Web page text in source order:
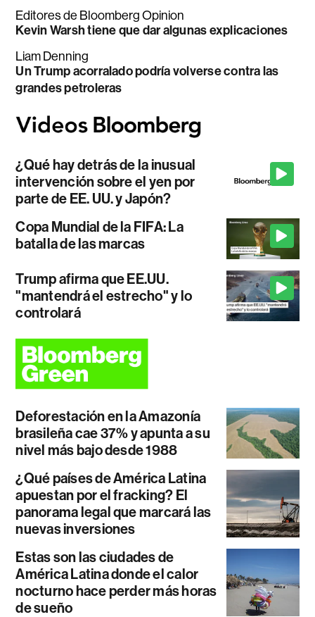
Editores de Bloomberg Opinion
Kevin Warsh tiene que dar algunas explicaciones
Liam Denning
Un Trump acorralado podría volverse contra las
grandes petroleras
¿Qué hay detrás de la inusual
intervención sobre el yen por
parte de EE. UU. y Japón?
Copa Mundial de la FIFA: La
batalla de las marcas
Trump afirma que EE.UU.
"mantendrá el estrecho" y lo
controlará
Deforestación en la Amazonía
brasileña cae 37% y apunta a su
nivel más bajo desde 1988
¿Qué países de América Latina
apuestan por el fracking? El
panorama legal que marcará las
nuevas inversiones
Estas son las ciudades de
América Latina donde el calor
nocturno hace perder más horas
de sueño